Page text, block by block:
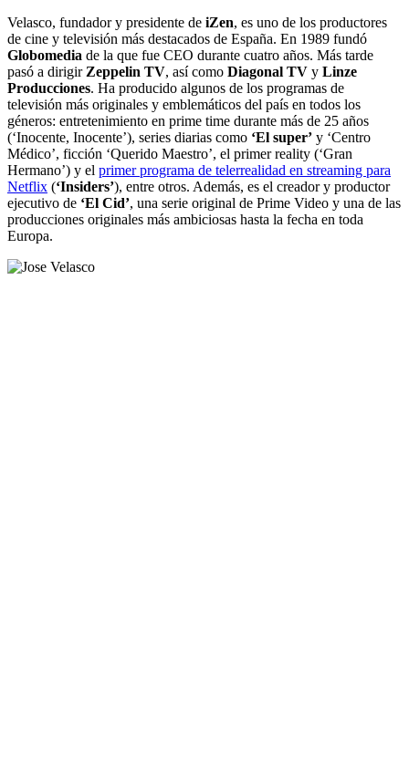
Velasco, fundador y presidente de iZen, es uno de los productores
de cine y televisión más destacados de España. En 1989 fundó
Globomedia de la que fue CEO durante cuatro años. Más tarde
pasó a dirigir Zeppelin TV, así como Diagonal TV y Linze
Producciones. Ha producido algunos de los programas de
televisión más originales y emblemáticos del país en todos los
géneros: entretenimiento en prime time durante más de 25 años
(‘Inocente, Inocente’), series diarias como ‘El super’ y ‘Centro
Médico’, ficción ‘Querido Maestro’, el primer reality (‘Gran
Hermano’) y el primer programa de telerrealidad en streaming para
Netflix (‘Insiders’), entre otros. Además, es el creador y productor
ejecutivo de ‘El Cid’, una serie original de Prime Video y una de las
producciones originales más ambiciosas hasta la fecha en toda
Europa.